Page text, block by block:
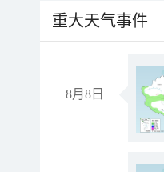
重大天气事件
8月8日